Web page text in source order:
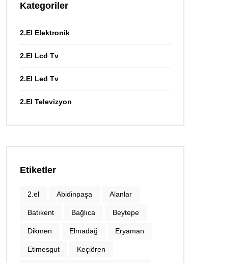
Kategoriler
2.El Elektronik
2.El Lcd Tv
2.El Led Tv
2.El Televizyon
Etiketler
2.el Abidinpaşa Alanlar
Batıkent Bağlıca Beytepe
Dikmen Elmadağ Eryaman
Etimesgut Keçiören